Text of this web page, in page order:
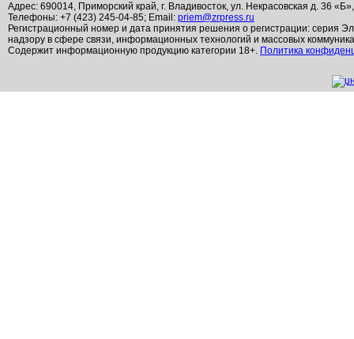
Адрес: 690014, Приморский край, г. Владивосток, ул. Некрасовская д. 36
Телефоны: +7 (423) 245-04-85; Email: priem@zrpress.ru
Регистрационный номер и дата принятия решения о регистрации: серия
надзору в сфере связи, информационных технологий и массовых
Содержит информационную продукцию категории 18+. Политика